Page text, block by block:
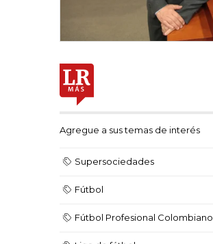
Agregue a sus temas de interés
Supersociedades
Fútbol
Fútbol Profesional Colombiano